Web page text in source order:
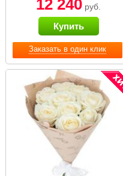
Заказать в один клик
12 240 руб.
Купить